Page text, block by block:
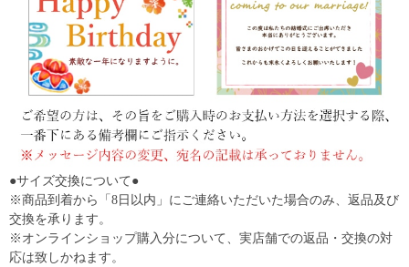
●サイズ交換について●
※商品到着から「8日以内」にご連絡いただいた場合のみ、返品及び
交換を承ります。
※オンラインショップ購入分について、実店舗での返品・交換の対
応は致しかねます。